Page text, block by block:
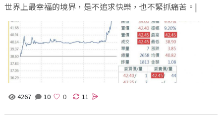
世界上最幸福的境界，是不追求快樂，也不緊抓痛苦。|
4267 10 11